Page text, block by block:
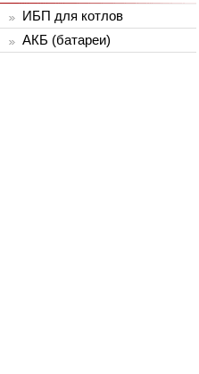
ИБП для котлов
АКБ (батареи)